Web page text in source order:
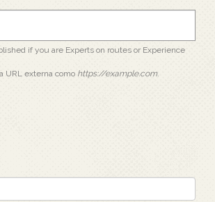
if you are Experts on routes or Experience
URL externa como https://example.com.